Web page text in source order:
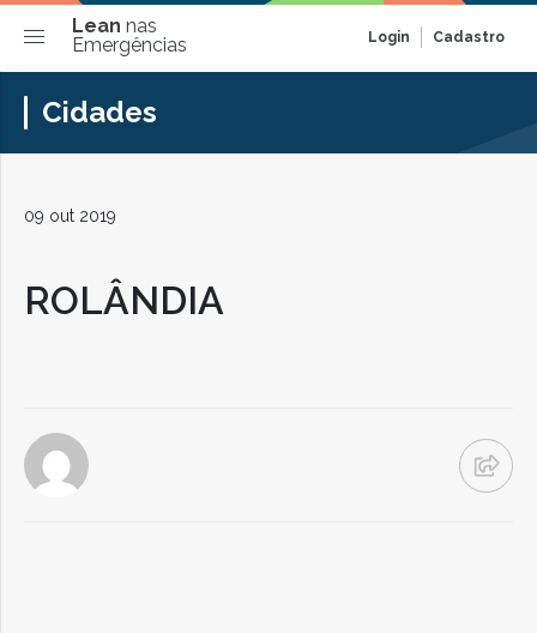
Lean nas
Emergências
Login Cadastro
Cidades
09 out 2019
ROLÂNDIA